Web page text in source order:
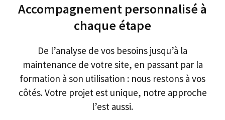
Accompagnement personnalisé à
chaque étape
De l’analyse de vos besoins jusqu’à la
maintenance de votre site, en passant par la
formation à son utilisation : nous restons à vos
côtés. Votre projet est unique, notre approche
l’est aussi.